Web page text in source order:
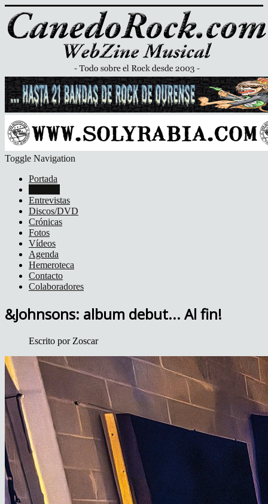
Toggle Navigation
Portada
Entrevistas
Discos/DVD
Crónicas
Fotos
Vídeos
Agenda
Hemeroteca
Contacto
Colaboradores
&Johnsons: album debut... Al fin!
Escrito por Zoscar